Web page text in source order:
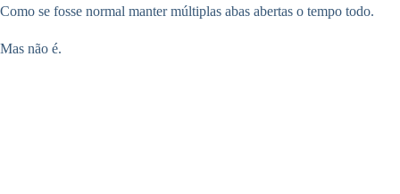
Como se fosse normal manter múltiplas abas abertas o tempo todo.
Mas não é.